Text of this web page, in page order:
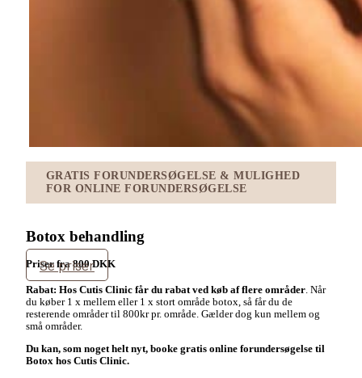
GRATIS FORUNDERSØGELSE & MULIGHED
FOR ONLINE FORUNDERSØGELSE
Botox behandling
Priser fra 800 DKK
Se priser
Rabat: Hos Cutis Clinic får du rabat ved køb af flere områder. Når
du køber 1 x mellem eller 1 x stort område botox, så får du de
resterende områder til 800kr pr. område. Gælder dog kun mellem og
små områder.
Du kan, som noget helt nyt, booke gratis online forundersøgelse til
Botox hos Cutis Clinic.